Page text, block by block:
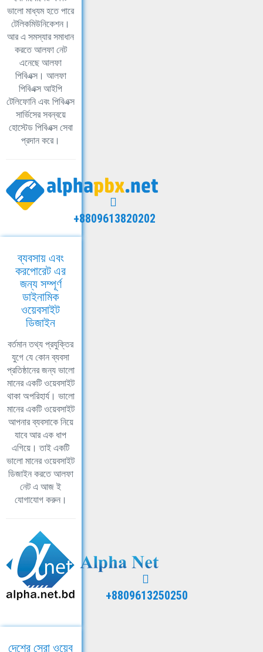
ভালো মাধ্যম হতে পারে
টেলিকমিউনিকেশন।
আর এ সমস্যার সমাধান
করতে আলফা নেট
এনেছে আলফা
পিবিএক্স। আলফা
পিবিএক্স আইপি
টেলিফোনি এবং পিবিএক্স
সার্ভিসের সবন্বয়ে
হোস্টেড পিবিএক্স সেবা
প্রদান করে।
+8809613820202
ব্যবসায় এবং
করপোরেট এর
জন্য সম্পূর্ণ
ডাইনামিক
ওয়েবসাইট
ডিজাইন
বর্তমান তথ্য প্রযুক্তির
যুগে যে কোন ব্যবসা
প্রতিষ্ঠানের জন্য ভালো
মানের একটি ওয়েবসাইট
থাকা অপরিহার্য। ভালো
মানের একটি ওয়েবসাইট
আপনার ব্যবসাকে নিয়ে
যাবে আর এক ধাপ
এগিয়ে। তাই একটি
ভালো মানের ওয়েবসাইট
ডিজাইন করতে আলফা
নেট এ আজ ই
যোগাযোগ করুন।
+8809613250250
দেশের সেরা ওয়েব